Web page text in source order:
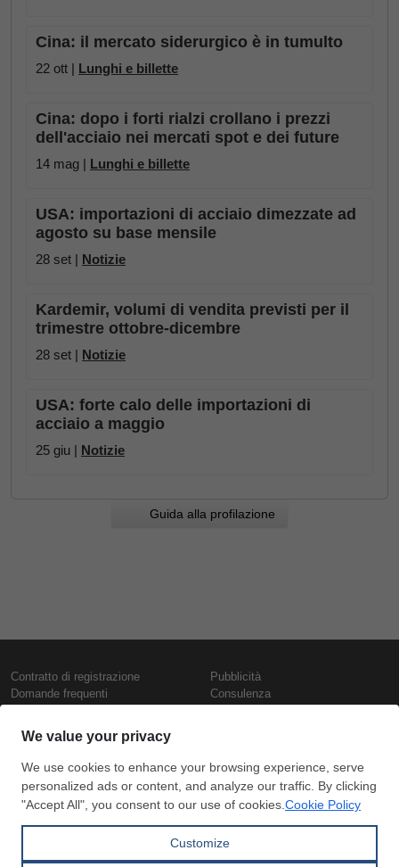
Cina: il mercato siderurgico è in tumulto
22 ott | Lunghi e billette
Cina: dopo i forti rialzi crollano i prezzi
dell'acciaio nei mercati spot e dei future
14 mag | Lunghi e billette
USA: importazioni di acciaio dimezzate ad
agosto su base mensile
28 set | Notizie
Kardemir, volumi di vendita previsti per il
trimestre ottobre-dicembre
28 set | Notizie
USA: forte calo delle importazioni di
acciaio a maggio
25 giu | Notizie
Guida alla profilazione
Contratto di registrazione
Domande frequenti
Presentazione
Contattaci
Termini di utilizzo
Politica di riservatezza
Pubblicità
Consulenza
Prezzi e indici
Prezzi giornalieri rottame
Marketplace Inc.
Tutti i diritti riservati